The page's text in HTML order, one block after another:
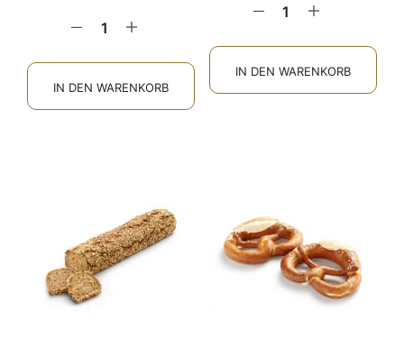
IN DEN WARENKORB
IN DEN WARENKORB